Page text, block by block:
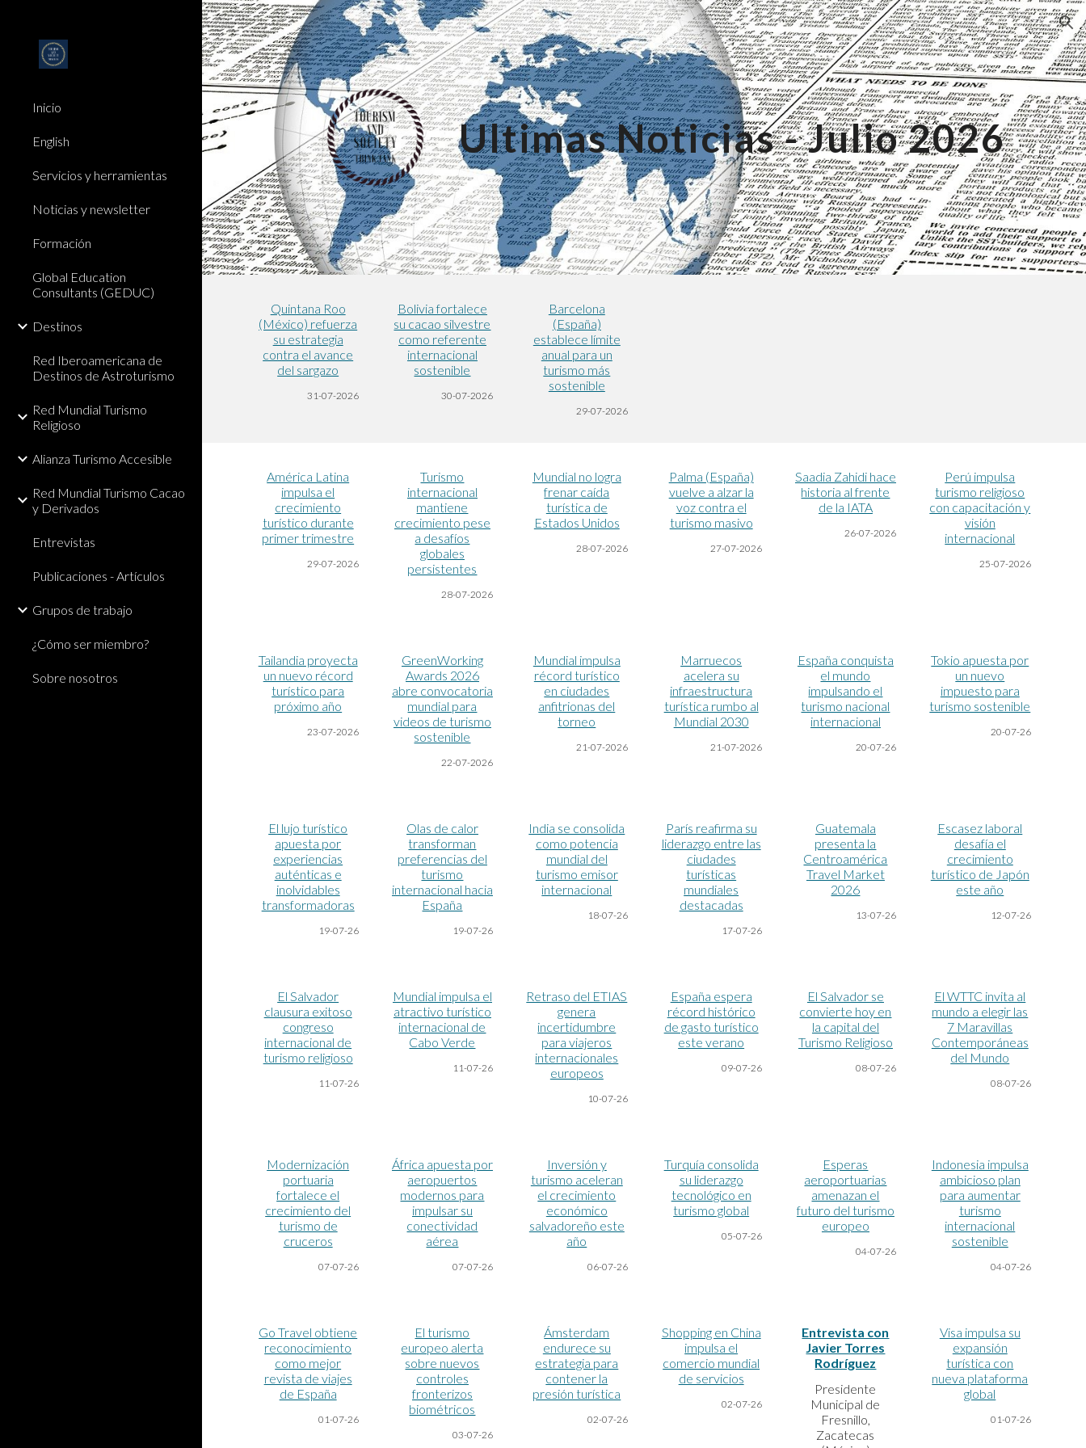
Skip to main content Skip to navigation
Inicio
English
Servicios y herramientas
Noticias y newsletter
Formación
Global Education
Consultants (GEDUC)
Destinos
Red Iberoamericana de
Destinos de Astroturismo
Red Mundial Turismo
Religioso
Alianza Turismo Accesible
Red Mundial Turismo Cacao
y Derivados
Entrevistas
Publicaciones - Artículos
Grupos de trabajo
¿Cómo ser miembro?
Sobre nosotros
Ultimas Noticias - Julio 2026
Quintana Roo
(México) refuerza
su estrategia
contra el avance
del sargazo
31-07-2026
Bolivia fortalece
su cacao silvestre
como referente
internacional
sostenible
30-07-2026
Barcelona
(España)
establece límite
anual para un
turismo más
sostenible
29-07-2026
América Latina
impulsa el
crecimiento
turístico durante
primer trimestre
29-07-2026
Turismo
internacional
mantiene
crecimiento pese
a desafíos
globales
persistentes
28-07-2026
Mundial no logra
frenar caída
turística de
Estados Unidos
28-07-2026
Palma (España)
vuelve a alzar la
voz contra el
turismo masivo
27-07-2026
Saadia Zahidi hace
historia al frente
de la IATA
26-07-2026
Perú impulsa
turismo religioso
con capacitación y
visión
internacional
25-07-2026
Tailandia proyecta
un nuevo récord
turístico para
próximo año
23-07-2026
GreenWorking
Awards 2026
abre convocatoria
mundial para
videos de turismo
sostenible
22-07-2026
Mundial impulsa
récord turístico
en ciudades
anfitrionas del
torneo
21-07-2026
Marruecos
acelera su
infraestructura
turística rumbo al
Mundial 2030
21-07-2026
España conquista
el mundo
impulsando el
turismo nacional
internacional
20-07-26
Tokio apuesta por
un nuevo
impuesto para
turismo sostenible
20-07-26
El lujo turístico
apuesta por
experiencias
auténticas e
inolvidables
transformadoras
19-07-26
Olas de calor
transforman
preferencias del
turismo
internacional hacia
España
19-07-26
India se consolida
como potencia
mundial del
turismo emisor
internacional
18-07-26
París reafirma su
liderazgo entre las
ciudades
turísticas
mundiales
destacadas
17-07-26
Guatemala
presenta la
Centroamérica
Travel Market
2026
13-07-26
Escasez laboral
desafía el
crecimiento
turístico de Japón
este año
12-07-26
El Salvador
clausura exitoso
congreso
internacional de
turismo religioso
11-07-26
Mundial impulsa el
atractivo turístico
internacional de
Cabo Verde
11-07-26
Retraso del ETIAS
genera
incertidumbre
para viajeros
internacionales
europeos
10-07-26
España espera
récord histórico
de gasto turístico
este verano
09-07-26
El Salvador se
convierte hoy en
la capital del
Turismo Religioso
08-07-26
El WTTC invita al
mundo a elegir las
7 Maravillas
Contemporáneas
del Mundo
08-07-26
Modernización
portuaria
fortalece el
crecimiento del
turismo de
cruceros
07-07-26
África apuesta por
aeropuertos
modernos para
impulsar su
conectividad
aérea
07-07-26
Inversión y
turismo aceleran
el crecimiento
económico
salvadoreño este
año
06-07-26
Turquía consolida
su liderazgo
tecnológico en
turismo global
05-07-26
Esperas
aeroportuarias
amenazan el
futuro del turismo
europeo
04-07-26
Indonesia impulsa
ambicioso plan
para aumentar
turismo
internacional
sostenible
04-07-26
Go Travel obtiene
reconocimiento
como mejor
revista de viajes
de España
01-07-26
El turismo
europeo alerta
sobre nuevos
controles
fronterizos
biométricos
03-07-26
Ámsterdam
endurece su
estrategia para
contener la
presión turística
02-07-26
Shopping en China
impulsa el
comercio mundial
de servicios
02-07-26
Entrevista con
Javier Torres
Rodríguez
Presidente
Municipal de
Fresnillo,
Zacatecas
Visa impulsa su
expansión
turística con
nueva plataforma
global
01-07-26